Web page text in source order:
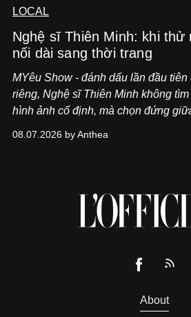
LOCAL
Nghệ sĩ Thiên Minh: khi thử
nối dài sang thời trang
MYêu Show - đánh dấu lần đầu
riêng, Nghệ sĩ Thiên Minh không
hình ảnh cố định, mà chọn đứng
một bộ suit lụa - như một cách "take
08.07.2026 by Anthea
About